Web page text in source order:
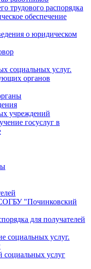
трудового распорядка
обеспечение
о юридическом
социальных услуг.
органов
учреждений
госуслуг в
"Починковский
для получателей
социальных услуг.
социальных услуг